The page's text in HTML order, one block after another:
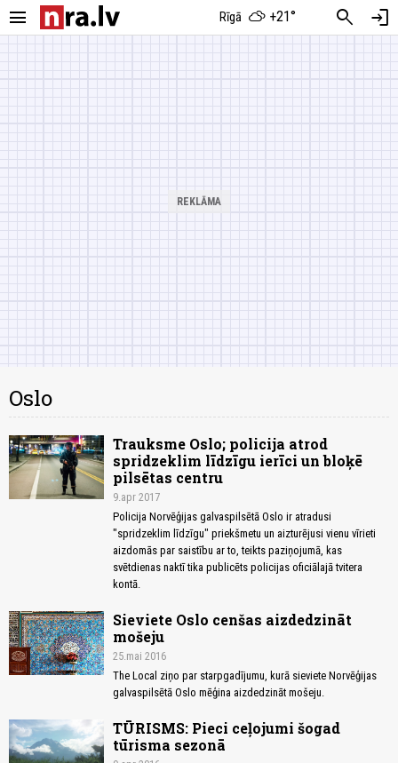
menu Rīgā +21° search login
Oslo
Trauksme Oslo; policija atrod
spridzeklim līdzīgu ierīci un bloķē
pilsētas centru
9.apr 2017
Policija Norvēģijas galvaspilsētā Oslo ir atradusi
"spridzeklim līdzīgu" priekšmetu un aizturējusi vienu vīrieti
aizdomās par saistību ar to, teikts paziņojumā, kas
svētdienas naktī tika publicēts policijas oficiālajā tvitera
kontā.
Sieviete Oslo cenšas aizdedzināt
mošeju
25.mai 2016
The Local ziņo par starpgadījumu, kurā sieviete Norvēģijas
galvaspilsētā Oslo mēģina aizdedzināt mošeju.
TŪRISMS: Pieci ceļojumi šogad
tūrisma sezonā